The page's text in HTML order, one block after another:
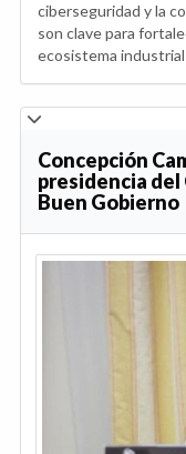
ciberseguridad y la
son clave para
ecosistema
Concepción
presidencia del
Buen Gobierno